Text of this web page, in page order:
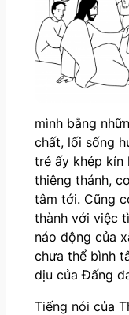
mình bằng
chất, lối sống
trẻ ấy khép kín
thiêng thánh,
tâm tới. Cũng
thành với việc
náo động của
chưa thể bình
dịu của Đấng
Tiếng nói của